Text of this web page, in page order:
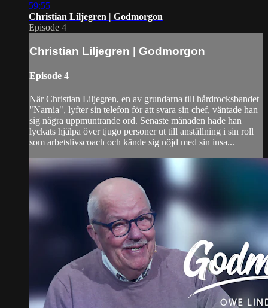
59:55
Christian Liljegren | Godmorgon
Episode 4
Christian Liljegren | Godmorgon
Episode 4
När Christian Liljegren, en av grundarna till hårdrocksbandet
"Narnia", lyfter sin telefon för att svara sin chef, väntade han
sig några uppmuntrande ord. Senaste månaden hade han
lyckats hjälpa över tjugo personer ut till anställning i sin roll
som arbetslivscoach och kände sig nöjd med sin insa...